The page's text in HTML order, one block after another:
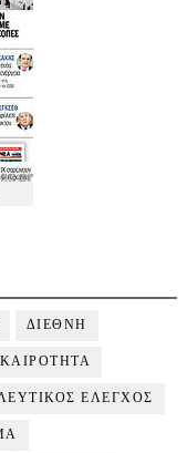
ΔΙΕΘΝΗ
ΕΛΕΓΧΟΣ